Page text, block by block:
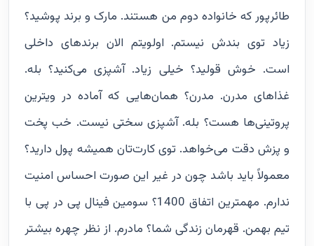
طائرپور که خانواده دوم من هستند. مارک و برند پوشید؟
زیاد توی بندش نیستم. اولویتم الان برندهای داخلی
است. خوش قولید؟ خیلی زیاد. آشپزی می‌کنید؟ بله.
غذاهای مدرن. مدرن؟ همان‌هایی که آماده در ویترین
پروتینی‌ها هست؟ بله. آشپزی سختی نیست. خب پخت
و پزش دقت می‌خواهد. توی کارت‌تان همیشه پول دارید؟
معمولاً باید باشد چون در غیر این صورت احساس امنیت
ندارم. مهمترین اتفاق 1400؟ سومین فینال پی در پی با
تیم بهمن. قهرمان زندگی شما؟ مادرم. از نظر چهره بیشتر